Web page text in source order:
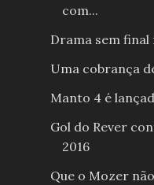
com...
Drama sem final
Uma cobrança
Manto 4 é
Gol do Rever
2016
Que o Mozer